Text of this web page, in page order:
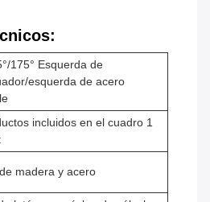
175° Esquerda de
esquerda de acero
incluidos en el cuadro 1
madera y acero